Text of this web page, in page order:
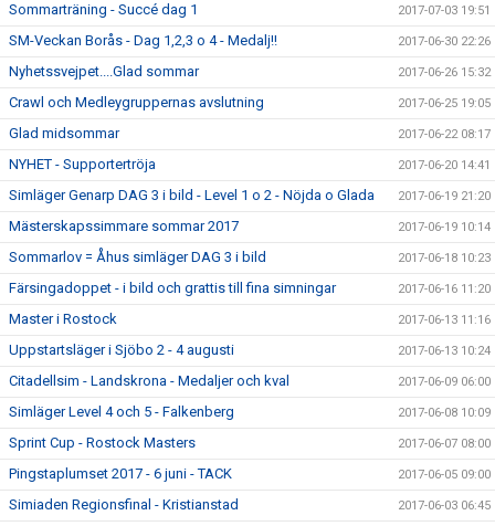
Sommarträning - Succé dag 1 2017-07-03 19:51
SM-Veckan Borås - Dag 1,2,3 o 4 - Medalj!! 2017-06-30 22:26
Nyhetssvejpet....Glad sommar 2017-06-26 15:32
Crawl och Medleygruppernas avslutning 2017-06-25 19:05
Glad midsommar 2017-06-22 08:17
NYHET - Supportertröja 2017-06-20 14:41
Simläger Genarp DAG 3 i bild - Level 1 o 2 - Nöjda o Glada 2017-06-19 21:20
Mästerskapssimmare sommar 2017 2017-06-19 10:14
Sommarlov = Åhus simläger DAG 3 i bild 2017-06-18 10:23
Färsingadoppet - i bild och grattis till fina simningar 2017-06-16 11:20
Master i Rostock 2017-06-13 11:16
Uppstartsläger i Sjöbo 2 - 4 augusti 2017-06-13 10:24
Citadellsim - Landskrona - Medaljer och kval 2017-06-09 06:00
Simläger Level 4 och 5 - Falkenberg 2017-06-08 10:09
Sprint Cup - Rostock Masters 2017-06-07 08:00
Pingstaplumset 2017 - 6 juni - TACK 2017-06-05 09:00
Simiaden Regionsfinal - Kristianstad 2017-06-03 06:45